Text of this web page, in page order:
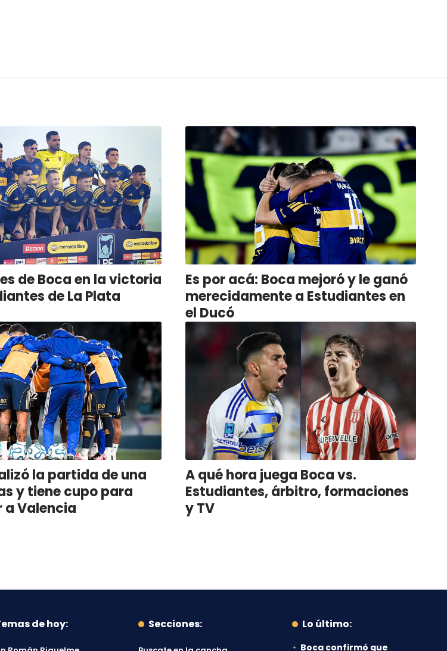
de Boca en la victoria
de La Plata
Es por acá: Boca mejoró y le ganó
merecidamente a Estudiantes en
el Ducó
la partida de una
y tiene cupo para
Valencia
A qué hora juega Boca vs.
Estudiantes, árbitro, formaciones
y TV
de hoy: Secciones: Lo último:
Boca confirmó que